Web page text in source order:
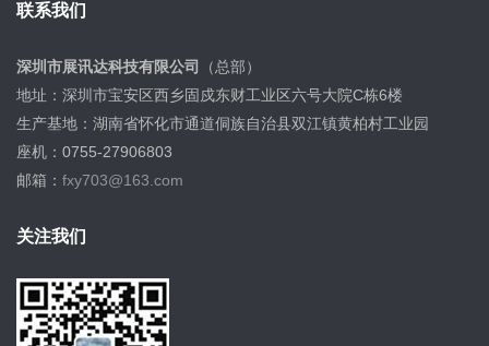
联系我们
深圳市展讯达科技有限公司
（总部）
地址：深圳市宝安区西乡固戍东财工业区六号大院C栋6楼
生产基地：湖南省怀化市通道侗族自治县双江镇黄柏村工业园
座机：0755-27906803
邮箱： fxy703@163.com
关注我们